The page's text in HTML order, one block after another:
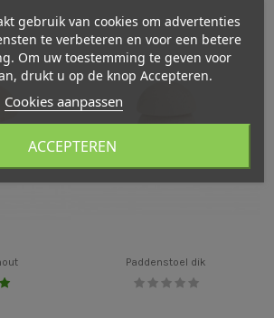
Paddenstoel dik
gebruik van cookies om advertenties
te verbeteren en voor een betere
Om uw toestemming te geven voor
drukt u op de knop Accepteren.
Cookies aanpassen
ACCEPTEREN